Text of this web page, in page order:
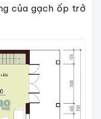
của gạch ốp trở